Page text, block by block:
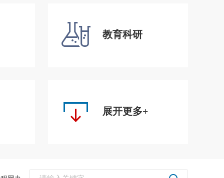
教育科研
展开更多+